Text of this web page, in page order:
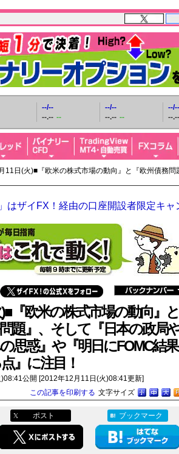
--/--
--.-- --
--/--
--.-- --
--/--
--.--
11日(火)■『欧米の株式市場の動向』と『欧州債務
はザイFX！経由の口座開設者限定キャ
)■『欧米の株式市場の動向』と
問題』、そして『日本の政局
思惑』や『明日にFOMC結
』に注目！
公開 [2012年12月11日(火)08:41更新]
文字サイズ
この記事を印刷する
ポスト ブックマーク